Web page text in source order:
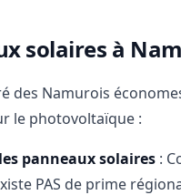
solaires à
des Namurois
le photovoltaïque :
panneaux solaires :
PAS de prime